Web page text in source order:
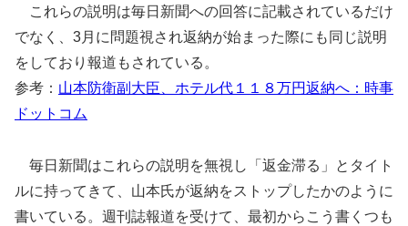
これらの説明は毎日新聞への回答に記載されているだけ
でなく、3月に問題視され返納が始まった際にも同じ説明
をしており報道もされている。
参考： 山本防衛副大臣、ホテル代１１８万円返納へ：時事
ドットコム
毎日新聞はこれらの説明を無視し「返金滞る」とタイト
ルに持ってきて、山本氏が返納をストップしたかのように
書いている。週刊誌報道を受けて、最初からこう書くつも